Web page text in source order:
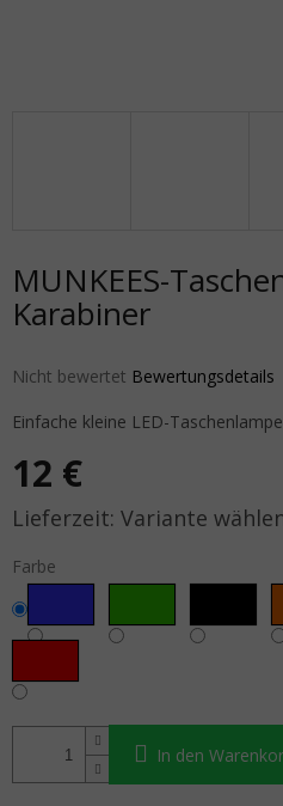
MUNKEES-
Karabiner
Die durchschnittliche
Nicht bewertet Bewertungsdetails
12 €
Verkaufspreis: Variante
Farbe
In den
Einfache kleine LED-